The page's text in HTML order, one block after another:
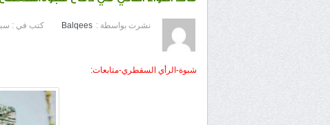
نشرت بواسطة : Balqees كتب في :
شبوة-الرأي السقطري-متابعات: